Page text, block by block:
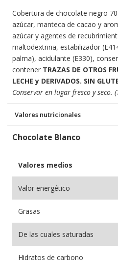
Cobertura de chocolate negro
azúcar, manteca de cacao y
azúcar y agentes de
maltodextrina, estabilizador
palma), acidulante (E330),
contener TRAZAS DE OTROS
LECHE y DERIVADOS. SIN
Conservar en lugar fresco y seco.
Valores nutricionales
Chocolate Blanco
Valores medios
Valor energético
Grasas
De las cuales saturadas
Hidratos de carbono